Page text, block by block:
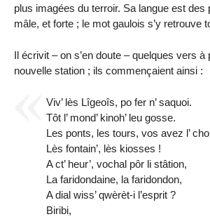
plus imagées du terroir. Sa langue est des
mâle, et forte ; le mot gaulois s’y retrouve
Il écrivit – on s’en doute – quelques vers à
nouvelle station ; ils commençaient ainsi :
Viv’ lès Lîgeoîs, po fer n’ saquoi.
Tôt l’ mond’ kinoh’ leu gosse.
Les ponts, les tours, vos avez l’
Lès fontain’, lès kiosses !
A ct’ heur’, vochal pôr li stâtion,
La faridondaine, la faridondon,
A dial wiss’ qwèrèt-i l’esprit ?
Biribi,